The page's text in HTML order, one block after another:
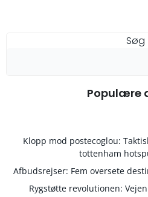
Søg
Populære
Klopp mod postecoglou:
tottenham
Afbudsrejser: Fem oversete
Rygstøtte revolutionen: